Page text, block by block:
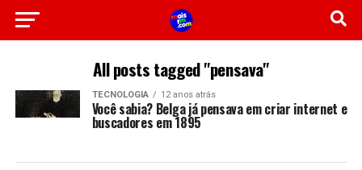
All posts tagged "pensava"
TECNOLOGIA 12 anos atrás
Você sabia? Belga já pensava em criar internet e
buscadores em 1895